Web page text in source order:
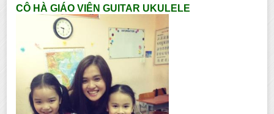
CÔ HÀ GIÁO VIÊN GUITAR UKULELE